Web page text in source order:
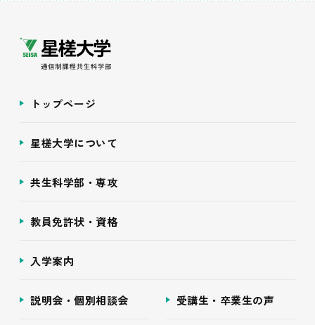
トップページ
星槎大学について
共生科学部・専攻
教員免許状・資格
入学案内
説明会・個別相談会 受講生・卒業生の声